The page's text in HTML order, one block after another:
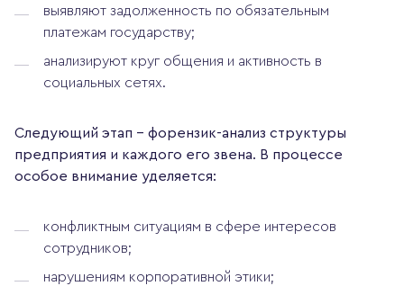
выявляют задолженность по обязательным
платежам государству;
анализируют круг общения и активность в
социальных сетях.
Следующий этап – форензик-анализ структуры
предприятия и каждого его звена. В процессе
особое внимание уделяется:
конфликтным ситуациям в сфере интересов
сотрудников;
нарушениям корпоративной этики;